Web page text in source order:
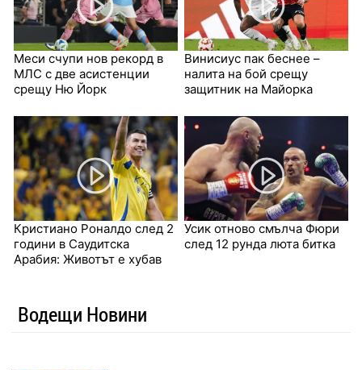
Меси счупи нов рекорд в
МЛС с две асистенции
срещу Ню Йорк
Винисиус пак беснее –
налита на бой срещу
защитник на Майорка
Кристиано Роналдо след 2
години в Саудитска
Арабия: Животът е хубав
Усик отново смълча Фюри
след 12 рунда люта битка
Водещи Новини